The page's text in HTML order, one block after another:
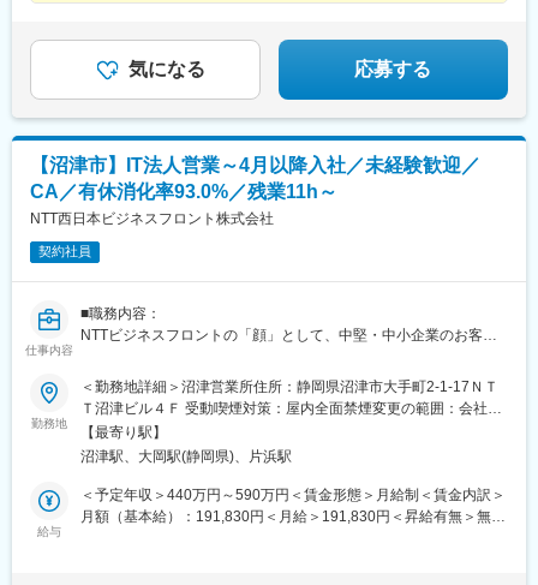
駅、宇佐駅、上岡駅、宮崎駅、日南駅、清武駅、高見橋駅、錦江
駅、宮ケ浜駅、真幸駅、伊集院駅、西出水駅、苗穂駅、琴似駅(札
幌市営)、北朝霞駅、鎌ケ谷大仏駅、西小山駅、旗の台駅、緑が丘
駅(東京都)、代官山駅、押上駅、巣鴨駅、本駒込駅、春日駅(東京
駅、杉田駅(神奈川県)、新高島駅、矢田駅(愛知県)、高畑駅、梅坪
駅、柚木駅(静岡鉄道線)、第一通り駅、吉原本町駅、広小路駅(三
重県)、中洲川端駅、近鉄富田駅、北間駅、栄町駅(富山県)、大阪
線)、大阪阿部野橋駅、花園駅(京都府)、藤森駅、新田辺駅、桃山
御陵前駅、舞子駅、高速長田駅、猪名寺駅、岡山駅、本通駅、文
園駅、中井駅、御徒町駅、青山一丁目駅、永田町駅、府中競馬正
門前駅、平沼橋駅、長沼駅(静岡県)、新浜松駅、西鉄福岡駅、大阪
下鉄)、鳴滝駅、稲荷駅、中書島駅、西舞子駅、上沢駅、西川緑道
公園駅、八丁堀駅(広島県)、猿猴橋町駅、県立美術館通駅
駅、中目黒駅、西葛西駅、葛西駅、錦糸町駅、新小岩駅、小岩
駅、とうきょうスカイツリー駅、平井駅(東京都)、駒込駅、白山駅
(東京都)、本郷三丁目駅、落合駅(東京都)、浜田山駅、千歳烏山
駅、成城学園前駅、経堂駅、上野広小路駅、外苑前駅、赤坂駅(東
京都)、渋谷駅、北千住駅、京王八王子駅、西八王子駅、狭間駅、
西府駅、府中駅(東京都)、田無駅、ひばりケ丘駅(東京都)、花小金
井駅、馬車道駅、東戸塚駅、新杉田駅、戸塚駅、相模原駅、古淵
駅、鴨居駅、センター南駅、渋沢駅、伊勢原駅、秦野駅、港南台
駅、横浜駅、ナゴヤドーム前矢田駅、鶴舞駅、八事駅、杁ケ池公
園駅、上社駅、長久手古戦場駅、荒子駅、尾張一宮駅、開明駅、
枝駅、東静岡駅、古庄駅、遠州病院駅、沼津駅、本吉原駅、新静
岡駅、三島広小路駅、日本平駅、片浜駅、自動車学校前駅、富士
駅、瑞浪駅、名張駅、茅町駅、天神駅、富田駅(三重県)、久居駅、
志摩横山駅、五十鈴ケ丘駅、小松駅、大河端駅、宇野気駅、野々
市駅(ＩＲいしかわ鉄道線)、足羽山公園口駅、新富山口駅、稲荷町
駅(富山県)、中滑川駅、氷見駅、戸出駅、新高岡駅、京橋駅(大阪
府)、天満駅、西中島南方駅、野田阪神駅、天王寺駅前駅、ＪＲ総
持寺駅、住道駅、豊中駅、深江橋駅、寝屋川市駅、長尾駅(大阪
府)、藤井寺駅、八尾駅、高見ノ里駅、河内天美駅、北花田駅、岡
気になる 応募する
【沼津市】IT法人営業～4月以降入社／未経験歓迎／
CA／有休消化率93.0%／残業11h～
NTT西日本ビジネスフロント株式会社
契約社員
仕事内容
■職務内容：
NTTビジネスフロントの「顔」として、中堅・中小企業のお客さ
としたNTT西日本のサービス・商品をご提案し、お客様の経営課
題に寄り添いお困りごとの解決に向けて伴走するフロント営業で
す。
■具体的な仕事の流れ（一例）：
（1）事前準備
・ターゲットリスト確認
勤務地
＜勤務地詳細＞沼津営業所住所：静岡県沼津市大手町2-1-17ＮＴ
Ｔ沼津ビル４Ｆ 受動喫煙対策：屋内全面禁煙変更の範囲：会社の
定める事業所
【最寄り駅】
沼津駅、大岡駅(静岡県)、片浜駅
給与
＜予定年収＞440万円～590万円＜賃金形態＞月給制＜賃金内訳＞
月額（基本給）：191,830円＜月給＞191,830円＜昇給有無＞無＜